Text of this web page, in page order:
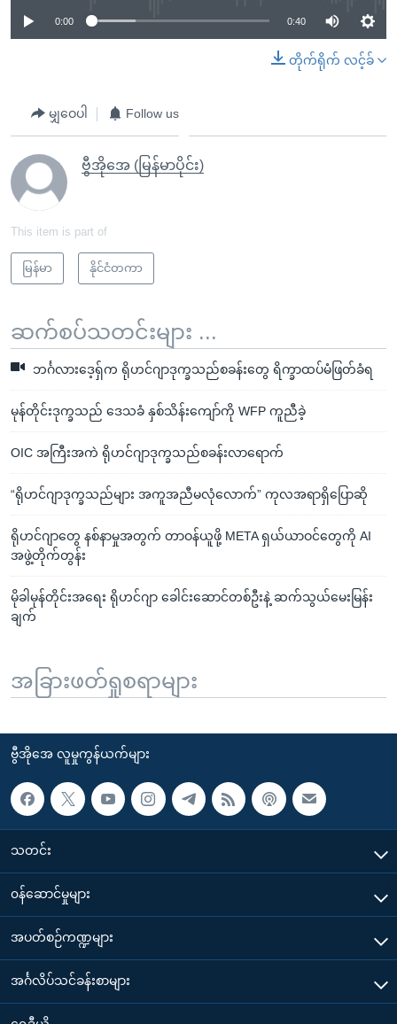
0:00 0:40
တိုက်ရိုက် လင့်ခ်
မျှဝေပါ Follow us
ဗွီအိုအေ (မြန်မာပိုင်း)
This item is part of
မြန်မာ နိုင်ငံတကာ
ဆက်စပ်သတင်းများ ...
ဘင်္ဂလားဒေ့ရှ်က ရိုဟင်ဂျာဒုက္ခသည်စခန်းတွေ ရိက္ခာထပ်မံဖြတ်ခံရ
မုန်တိုင်းဒုက္ခသည် ဒေသခံ နှစ်သိန်းကျော်ကို WFP ကူညီခဲ့
OIC အကြီးအကဲ ရိုဟင်ဂျာဒုက္ခသည်စခန်းလာရောက်
“ရိုဟင်ဂျာဒုက္ခသည်များ အကူအညီမလုံလောက်” ကုလအရာရှိပြောဆို
ရိုဟင်ဂျာတွေ နစ်နာမှုအတွက် တာဝန်ယူဖို့ META ရှယ်ယာဝင်တွေကို AI
အဖွဲ့တိုက်တွန်း
မိုခါမုန်တိုင်းအရေး ရိုဟင်ဂျာ ခေါင်းဆောင်တစ်ဦးနဲ့ ဆက်သွယ်မေးမြန်း
ချက်
အခြားဖတ်ရှုစရာများ
ဗွီအိုအေ လူမှုကွန်ယက်များ
သတင်း
၀န်ဆောင်မှုများ
အပတ်စဉ်ကဏ္ဍများ
အင်္ဂလိပ်သင်ခန်းစာများ